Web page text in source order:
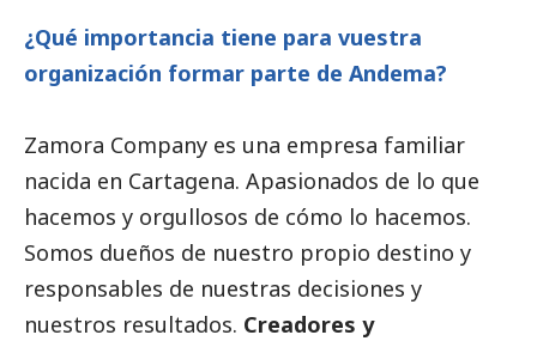
¿Qué importancia tiene para vuestra
organización formar parte de Andema?
Zamora Company es una empresa familiar
nacida en Cartagena. Apasionados de lo que
hacemos y orgullosos de cómo lo hacemos.
Somos dueños de nuestro propio destino y
responsables de nuestras decisiones y
nuestros resultados. Creadores y